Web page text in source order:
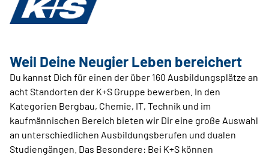
Weil Deine Neugier Leben bereichert
Du kannst Dich für einen der über 160 Ausbildungsplätze an
acht Standorten der K+S Gruppe bewerben. In den
Kategorien Bergbau, Chemie, IT, Technik und im
kaufmännischen Bereich bieten wir Dir eine große Auswahl
an unterschiedlichen Ausbildungsberufen und dualen
Studiengängen. Das Besondere: Bei K+S können